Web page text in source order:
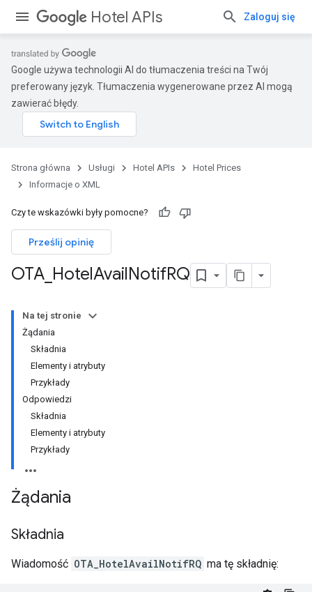
Hotel APIs Zaloguj się
Google używa technologii AI do tłumaczenia treści na Twój
preferowany język. Tłumaczenia wygenerowane przez AI mogą
zawierać błędy.
Strona główna Usługi Hotel APIs
Hotel Prices
Informacje o XML
Czy te wskazówki były pomocne?
Prześlij opinię
OTA HotelAvailNotifRQ
Na tej stronie
Żądania
Składnia
Elementy i atrybuty
Przykłady
Odpowiedzi
Składnia
Elementy i atrybuty
Przykłady
Żądania
Składnia
Wiadomość OTA_HotelAvailNotifRQ ma tę składnię: